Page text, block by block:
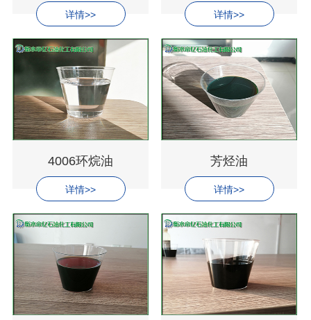
详情>> 详情>>
4006环烷油
详情>>
芳烃油
详情>>